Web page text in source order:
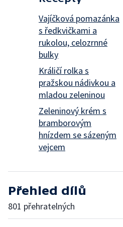
Vajíčková pomazánka
s ředkvičkami a
rukolou, celozrnné
bulky
Králičí rolka s
pražskou nádivkou a
mladou zeleninou
Zeleninový krém s
bramborovým
hnízdem se sázeným
vejcem
Přehled dílů
801 přehratelných